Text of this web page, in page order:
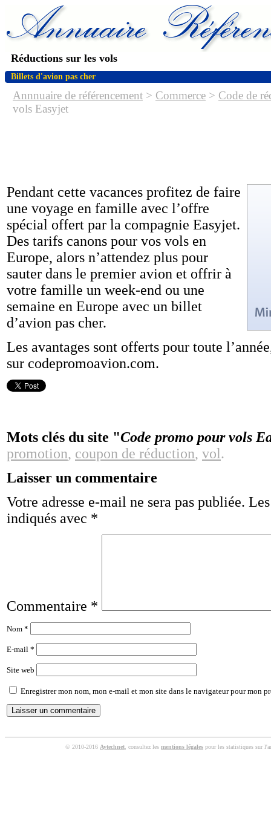
Réductions sur les vols
Billets d'avion pas cher
Annnuaire de référencement > Commerce > Code de
vols Easyjet
Pendant cette vacances profitez de faire
une voyage en famille avec l’offre
spécial offert par la compagnie Easyjet.
Des tarifs canons pour vos vols en
Europe, alors n’attendez plus pour
sauter dans le premier avion et offrir à
votre famille un week-end ou une
semaine en Europe avec un billet
d’avion pas cher.
Les avantages sont offerts pour toute
sur codepromoavion.com.
Mots clés du site "Code promo pour vols
promotion, coupon de réduction, vol.
Laisser un commentaire
Votre adresse e-mail ne sera pas publiée.
indiqués avec *
Commentaire *
Nom *
E-mail *
Site web
Enregistrer mon nom, mon e-mail et mon site dans le navigateur pour mon
© 2010-2016 Aytechnet , consultez les mentions légales pour les statistiques sur